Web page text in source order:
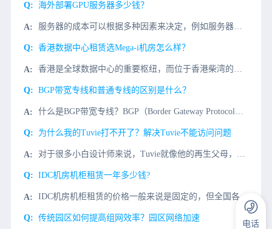
海外部署GPU服务器多少钱？
服务器的成本可以根据多种因素来决定，例如服务器的规格、位置、带宽要求、存储需求、备份服务以及管理服务等。特别是对于带有GPU的服务器，价格会因为GPU的型号和数量而有很大差异。高性能的GPU，如用于深
香港数据中心租赁选Mega-i机房怎么样？
香港是全球数据中心的重要枢纽，而位于香港柴湾的MEGA-i机房，更是其中的佼佼者。MEGA-i机房是全球最大型符合国际Tier 3+标准的数据中心之一。这个数据中心占地超过350,000平方呎，位于自
BGP带宽专线和普通专线的区别是什么？
什么是BGP带宽专线？BGP（Border Gateway Protocol，边界网关协议）线路是用来连接Internet上的独立系统的路由选择协议。它是Internet工程任务组制定的一个加强的、完
为什么我的Tuvie打不开了？解决Tuvie不能访问问题
对于很多小白设计师来说，Tuvie就像他的再生父母，给予他不断的灵感和帮助。但是，最近Tuvie居然不能访问了？如何解决这个大麻烦？我们先了解一下为什么访问Tuvie慢？1、Tuvie软件服务器部署在
IDC机房机柜租赁一年多少钱?
IDC机房机柜租赁的价格一般来说是固定的，但全国各地由于成本差距，因此也有所偏差。但决定IDC机房机柜租赁的价格主要有3个因素：一是IDC机柜租赁所在地；二是机柜的线路类型（电信、联通、移动、双线、多
传统园区如何提高组网效率？园区网络加速
电话